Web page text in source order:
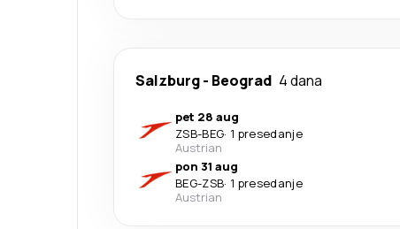
Salzburg- Beograd 4 dana
pet 28 aug
ZSB-BEG· 1 presedanje
Austrian
pon 31 aug
BEG-ZSB· 1 presedanje
Austrian